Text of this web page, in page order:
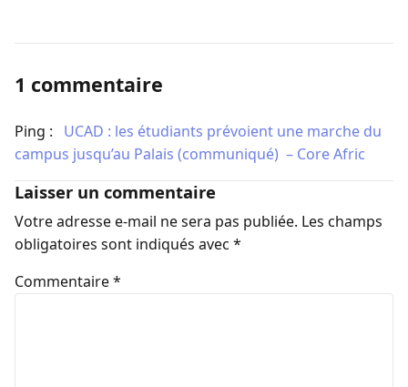
1 commentaire
Ping :
​UCAD : les étudiants prévoient une marche du
campus jusqu’au Palais (communiqué) – Core Afric
Laisser un commentaire
Votre adresse e-mail ne sera pas publiée. Les champs
obligatoires sont indiqués avec *
Commentaire*